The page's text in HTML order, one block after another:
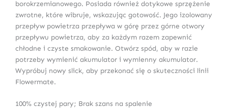
borokrzemianowego. Posiada również dotykowe sprzężenie
zwrotne, które wibruje, wskazując gotowość. Jego izolowany
przepływ powietrza przepływa w górę przez górne otwory
przepływu powietrza, aby za każdym razem zapewnić
chłodne i czyste smakowanie. Otwórz spód, aby w razie
potrzeby wymienić akumulator i wymienny akumulator.
Wypróbuj nowy slick, aby przekonać się o skuteczności linii
Flowermate.
100% czystej pary; Brak szans na spalenie